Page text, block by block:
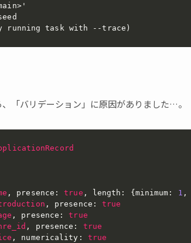
running task with --trace)
「バリデーション」に原因がありました…。
, presence : true , length : { minimum : 1 ,
, presence :
true
, presence :
true
, presence :
true
, numericality :
true